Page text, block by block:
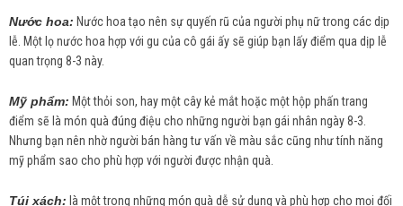
Nước hoa: Nước hoa tạo nên sự quyến rũ của người phụ nữ trong các dịp
lễ. Một lọ nước hoa hợp với gu của cô gái ấy sẽ giúp bạn lấy điểm qua dịp lễ
quan trọng 8-3 này.
Mỹ phẩm: Một thỏi son, hay một cây kẻ mắt hoặc một hộp phấn trang
điểm sẽ là món quà đúng điệu cho những người bạn gái nhân ngày 8-3.
Nhưng bạn nên nhờ người bán hàng tư vấn về màu sắc cũng như tính năng
mỹ phẩm sao cho phù hợp với người được nhận quà.
Túi xách: là một trong những món quà dễ sử dụng và phù hợp cho mọi đối